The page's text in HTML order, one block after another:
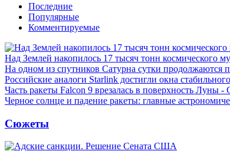
Последние
Популярные
Комментируемые
Над Землей накопилось 17 тысяч тонн космического
На одном из спутников Сатурна сутки продолжаются
Российские аналоги Starlink достигли окна
Часть ракеты Falcon 9 врезалась в поверхность Луны
Черное солнце и падение ракеты: главные
Сюжеты